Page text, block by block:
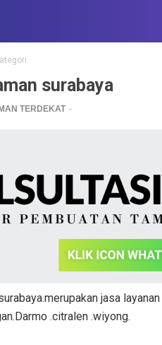
surabaya
TERDEKAT
jasa
.citralen .wiyong.